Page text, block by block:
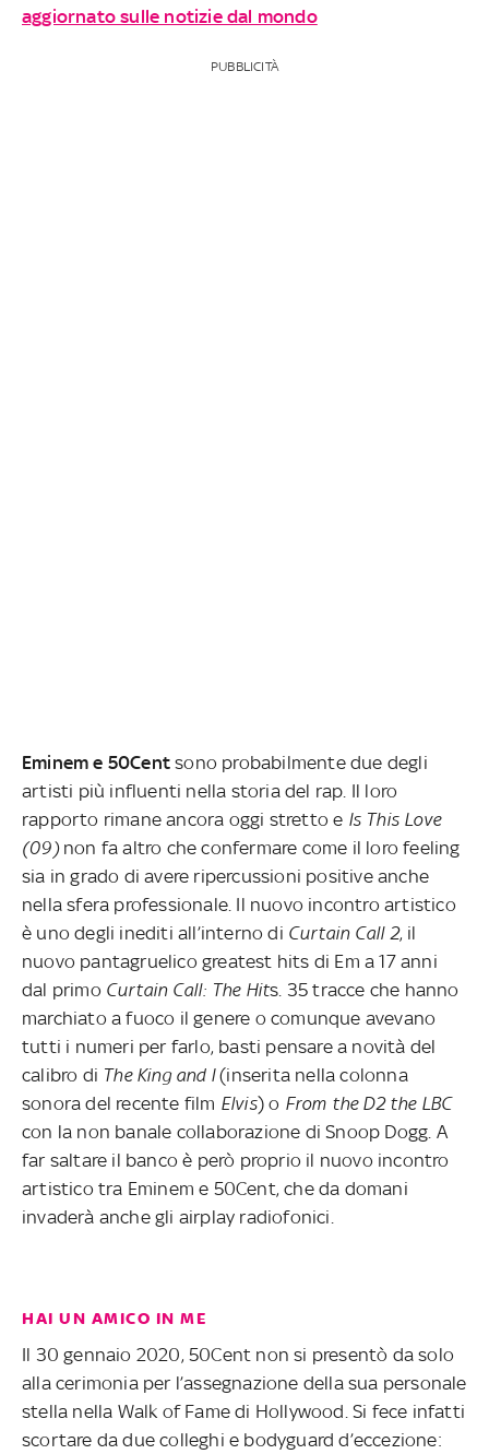
aggiornato sulle notizie dal mondo
PUBBLICITÀ
Eminem e 50Centsono probabilmente due degli
artisti più influenti nella storia del rap. Il loro
rapporto rimane ancora oggi stretto e Is This Love
(09)non fa altro che confermare come il loro feeling
sia in grado di avere ripercussioni positive anche
nella sfera professionale. Il nuovo incontro artistico
è uno degli inediti all’interno di Curtain Call 2, il
nuovo pantagruelico greatest hits di Em a 17 anni
dal primo Curtain Call: The Hits. 35 tracce che hanno
marchiato a fuoco il genere o comunque avevano
tutti i numeri per farlo, basti pensare a novità del
calibro di The King and I(inserita nella colonna
sonora del recente film Elvis) o From the D2 the LBC
con la non banale collaborazione di Snoop Dogg. A
far saltare il banco è però proprio il nuovo incontro
artistico tra Eminem e 50Cent, che da domani
invaderà anche gli airplay radiofonici.
HAI UN AMICO IN ME
Il 30 gennaio 2020, 50Cent non si presentò da solo
alla cerimonia per l’assegnazione della sua personale
stella nella Walk of Fame di Hollywood. Si fece infatti
scortare da due colleghi e bodyguard d’eccezione: